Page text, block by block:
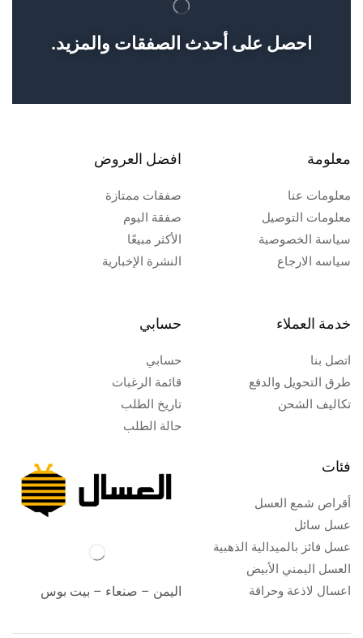
احصل على أحدث الصفقات والمزيد.
معلومة
معلومات عنا
معلومات التوصيل
سياسة الخصوصية
سياسه الارجاع
افضل العروض
صفقات ممتازة
صفقة اليوم
الأكثر مبيعًا
النشرة الإخبارية
خدمة العملاء
اتصل بنا
طرق التحويل والدفع
تكاليف الشحن
حسابي
حسابي
قائمة الرغبات
تاريخ الطلب
حالة الطلب
فئات
أقراص شمع العسل
عسل سائل
عسل فائز بالميدالية الذهبية
العسل اليمني الأبيض
اعسال لاذعة وحراقة
اليمن – صنعاء – بيت بوس